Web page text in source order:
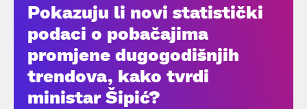
Pokazuju li novi statistički
podaci o pobačajima
promjene dugogodišnjih
trendova, kako tvrdi
ministar Šipić?